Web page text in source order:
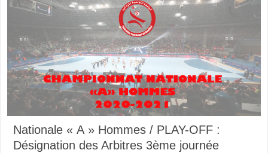
Nationale « A » Hommes / PLAY-OFF :
Désignation des Arbitres 3ème journée